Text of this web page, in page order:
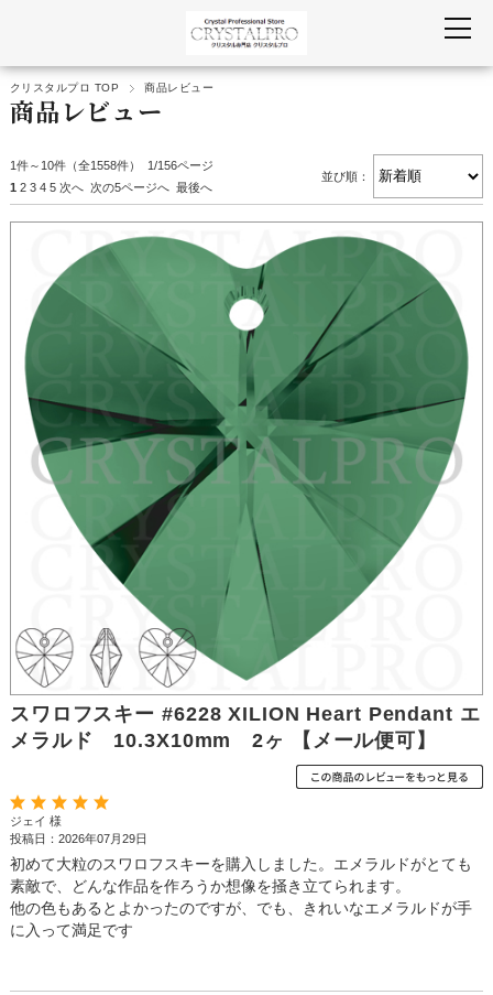
クリスタルプロ TOP 商品レビュー
商品レビュー
1件～10件（全1558件） 1/156ページ
1 2 3 4 5 次へ 次の5ページへ 最後へ
並び順：
スワロフスキー #6228 XILION Heart Pendant エ
メラルド 10.3X10mm 2ヶ 【メール便可】
ジェイ 様
投稿日：2026年07月29日
初めて大粒のスワロフスキーを購入しました。エメラルドがとても
素敵で、どんな作品を作ろうか想像を掻き立てられます。
他の色もあるとよかったのですが、でも、きれいなエメラルドが手
に入って満足です